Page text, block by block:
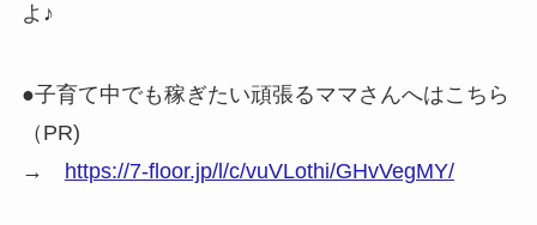
よ♪
●子育て中でも稼ぎたい頑張るママさんへはこちら
（PR)
→ https://7-floor.jp/l/c/vuVLothi/GHvVegMY/